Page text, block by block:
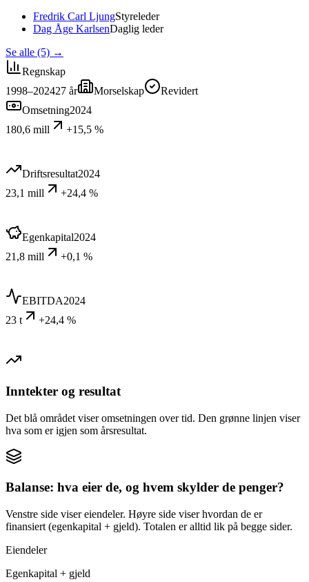
Fredrik Carl LjungStyreleder
Dag Åge KarlsenDaglig leder
Se alle (5) →
Regnskap
1998–202427 år Morselskap
Revidert
Omsetning2024
180,6 mill
+15,5 %
Driftsresultat2024
23,1 mill
+24,4 %
Egenkapital2024
21,8 mill
+0,1 %
EBITDA2024
23 t
+24,4 %
Inntekter og resultat
Det blå området viser omsetningen over tid. Den grønne linjen viser
hva som er igjen som årsresultat.
Balanse: hva eier de, og hvem skylder de penger?
Venstre side viser eiendeler. Høyre side viser hvordan de er
finansiert (egenkapital + gjeld). Totalen er alltid lik på begge sider.
Eiendeler
Egenkapital + gjeld